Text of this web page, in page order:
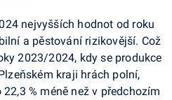
nejvyšších hodnot od roku
a pěstování rizikovější. Což
2023/2024, kdy se produkce
kraji hrách polní,
% méně než v předchozím